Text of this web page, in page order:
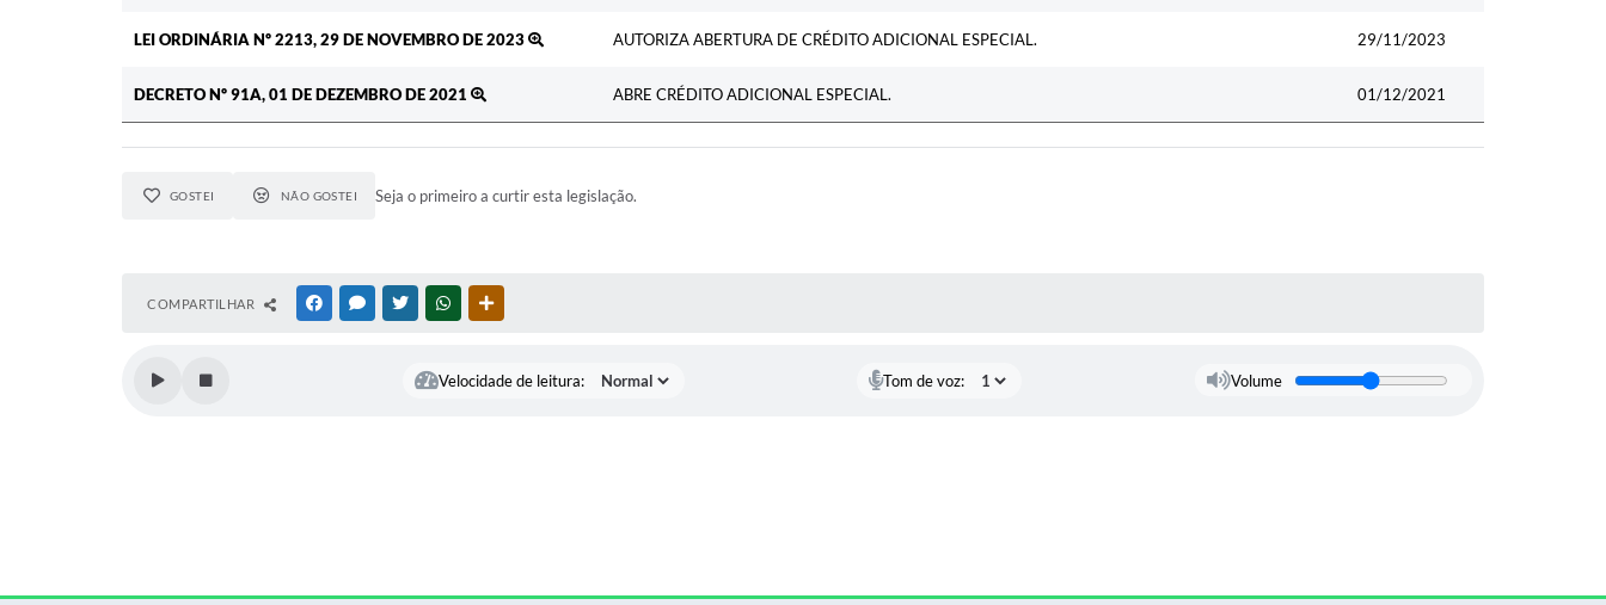
LEI ORDINÁRIA Nº 2213, 29 DE NOVEMBRO DE 2023 AUTORIZA ABERTURA DE CRÉDITO ADICIONAL ESPECIAL. 29/11/2023
DECRETO Nº 91A, 01 DE DEZEMBRO DE 2021 ABRE CRÉDITO ADICIONAL ESPECIAL. 01/12/2021
GOSTEI NÃO GOSTEI Seja o primeiro a curtir esta legislação.
COMPARTILHAR FACEBOOKMESSENGER
TWITTERWHATSAPP
Velocidade de leitura: Tom de voz: Volume